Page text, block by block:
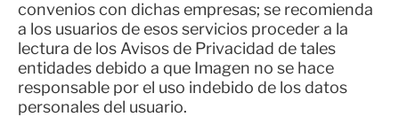
convenios con dichas empresas; se recomienda
a los usuarios de esos servicios proceder a la
lectura de los Avisos de Privacidad de tales
entidades debido a que Imagen no se hace
responsable por el uso indebido de los datos
personales del usuario.